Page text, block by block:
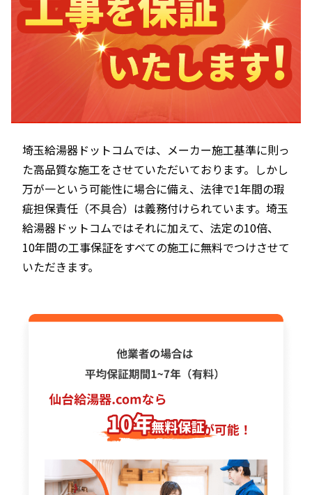
埼玉給湯器ドットコムでは、メーカー施工基準に則っ
た高品質な施工をさせていただいております。しかし
万が一という可能性に場合に備え、法律で1年間の瑕
疵担保責任（不具合）は義務付けられています。埼玉
給湯器ドットコムではそれに加えて、法定の10倍、
10年間の工事保証をすべての施工に無料でつけさせて
いただきます。